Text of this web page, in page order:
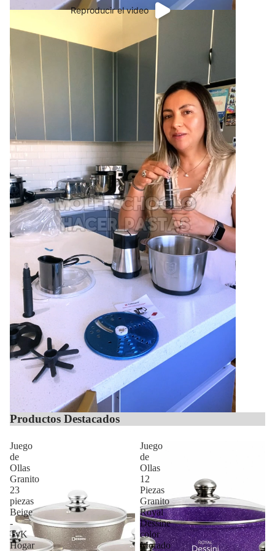
Reproducir el video
Productos Destacados
Juego
de
Ollas
Granito
23
piezas
Beige
-
TyK
Hogar
Juego
de
Ollas
12
Piezas
Granito
Royal
Dessine
color
Morado